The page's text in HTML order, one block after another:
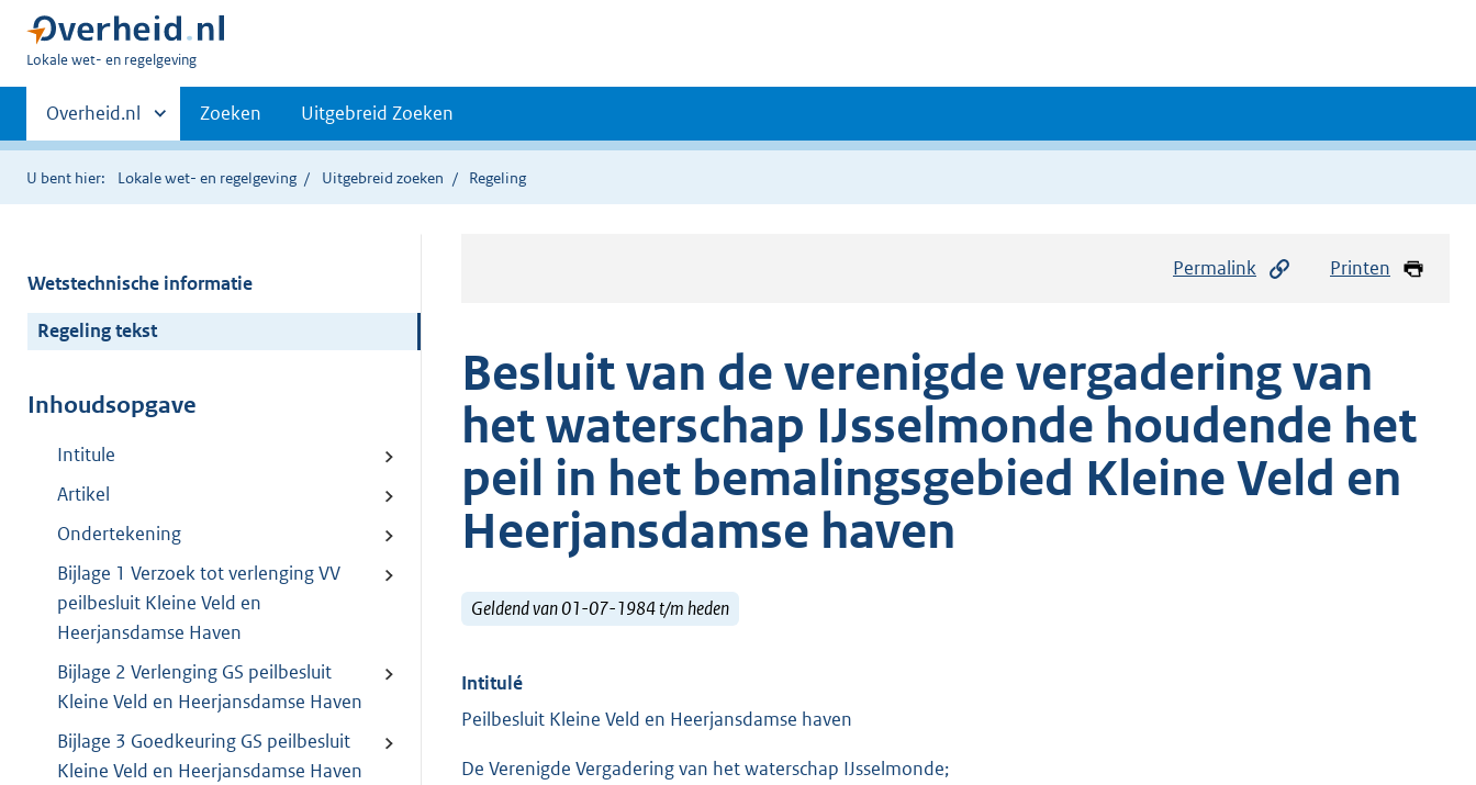
U
hier:
Lokale wet- en regelgeving
Primaire
navigatie
Andere
sites
binnen
Overheid.nl Zoeken Uitgebreid Zoeken
U bent hier: Lokale wet- en regelgeving Uitgebreid zoeken Regeling
Wetstechnische informatie
Regeling tekst
Inhoudsopgave
Intitule
Artikel
Ondertekening
Bijlage 1 Verzoek tot verlenging VV
peilbesluit Kleine Veld en
Heerjansdamse Haven
Bijlage 2 Verlenging GS peilbesluit
Kleine Veld en Heerjansdamse Haven
Bijlage 3 Goedkeuring GS peilbesluit
Kleine Veld en Heerjansdamse Haven
Permalink Printen
Besluit van de verenigde vergadering van
het waterschap IJsselmonde houdende het
peil in het bemalingsgebied Kleine Veld en
Heerjansdamse haven
Geldend van 01-07-1984 t/m heden
Intitulé
Peilbesluit Kleine Veld en Heerjansdamse haven
De Verenigde Vergadering van het waterschap IJsselmonde;